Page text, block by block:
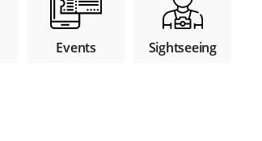
Events Sightseeing